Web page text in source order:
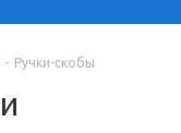
- Ручки-скобы